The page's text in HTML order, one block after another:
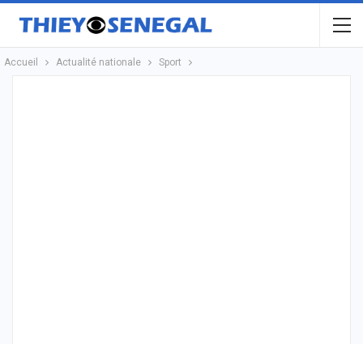
Accueil Actualité nationale Sport